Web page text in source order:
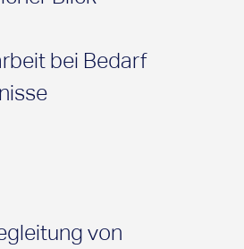
bei Bedarf
von